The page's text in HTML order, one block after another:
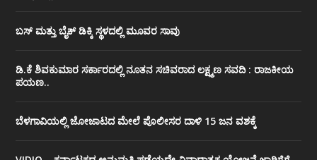
ಬಸ್ ಮತ್ತು ಬೈಕ್ ಡಿಕ್ಕಿ ಸ್ಥಳದಲ್ಲಿ ಮೂವರ ಸಾವು
ಡಿ.ಕೆ ಶಿವಕುಮಾರ ಸರ್ಕಾರದಲ್ಲಿ ನೂತನ ಸಚಿವರಾದ ಲಕ್ಷ್ಮಣ ಸವದಿ : ರಾಜಕೀಯ
ಪಯಣ..
ಬೆಳಗಾವಿಯಲ್ಲಿ ಜೋಜಾಟದ ಮೇಲೆ ಪೊಲೀಸರ ದಾಳಿ 15 ಜನ ವಶಕ್ಕೆ